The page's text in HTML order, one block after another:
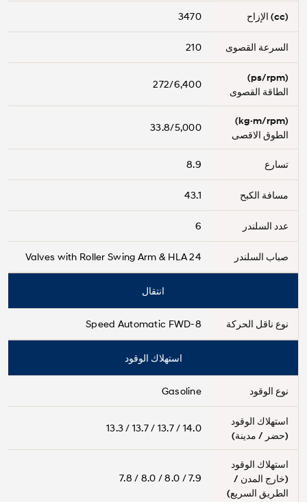
(cc) الإزاح 3470
السرعة القصوى 210
(ps/rpm)
الطاقة القصوى
272/6,400
(kg·m/rpm)
الطوق الاقصى
33.8/5,000
تسارع 8.9
مسافة الكبح 43.1
عدد السلندر 6
صباب السلندر 24 Valves with Roller Swing Arm & HLA
انتقال
نوع ناقل الحركة 8-Speed Automatic FWD
استهلاك الوقود
نوع الوقود Gasoline
استهلاك الوقود
(حضر / مدينة)
14.0 / 13.7 / 13.7 / 13.3
استهلاك الوقود
(خارج المدن /
الطريق السريع)
7.9 / 8.0 / 8.0 / 7.8